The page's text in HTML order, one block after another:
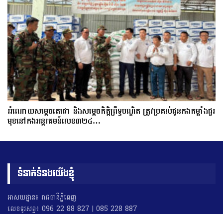
អំណោយសម្តេចតេជោ និងសម្តេចកិត្តិព្រឹទ្ធបណ្ឌិត ត្រូវប្រគល់ជូនកងកម្លាំងជួរ
មុខនៅកងអន្តរគមន៍លេខ៣២៤…
ទំនាក់ទំនងយើងខ្ញុំ
អាសយដ្ឋាន៖ រាជធានីភ្នំពេញ
លេខទូរសព្ទ៖ 096 22 88 827 | 085 228 887